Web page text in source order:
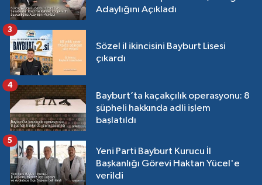
Adaylığını Açıkladı
Sözel il ikincisini Bayburt Lisesi
çıkardı
3
Bayburt’ta kaçakçılık operasyonu: 8
şüpheli hakkında adli işlem
başlatıldı
4
Yeni Parti Bayburt Kurucu İl
Başkanlığı Görevi Haktan Yücel'e
verildi
5